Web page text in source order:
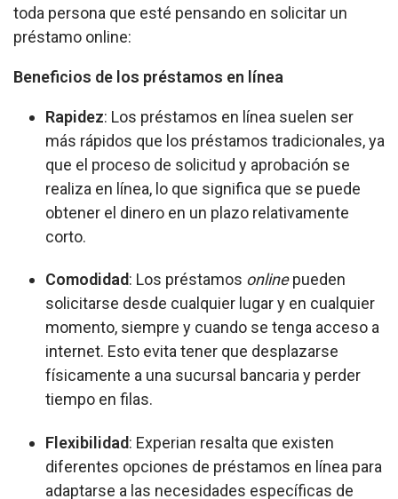
toda persona que esté pensando en solicitar un
préstamo online:
Beneficios de los préstamos en línea
Rapidez: Los préstamos en línea suelen ser
más rápidos que los préstamos tradicionales, ya
que el proceso de solicitud y aprobación se
realiza en línea, lo que significa que se puede
obtener el dinero en un plazo relativamente
corto.
Comodidad: Los préstamos onlinepueden
solicitarse desde cualquier lugar y en cualquier
momento, siempre y cuando se tenga acceso a
internet. Esto evita tener que desplazarse
físicamente a una sucursal bancaria y perder
tiempo en filas.
Flexibilidad: Experian resalta que existen
diferentes opciones de préstamos en línea para
adaptarse a las necesidades específicas de